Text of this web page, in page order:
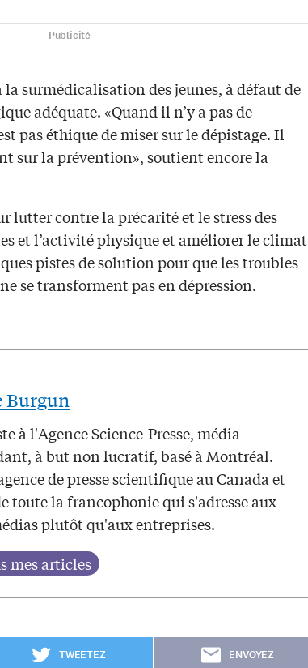
Publicité
la surmédicalisation des jeunes, à défaut de
adéquate. «Quand il n’y a pas de
pas éthique de miser sur le dépistage. Il
sur la prévention», soutient encore la
lutter contre la précarité et le stress des
et l’activité physique et améliorer le climat
pistes de solution pour que les troubles
se transforment pas en dépression.
Burgun
à l'Agence Science-Presse, média
à but non lucratif, basé à Montréal.
de presse scientifique au Canada et
toute la francophonie qui s'adresse aux
plutôt qu'aux entreprises.
TWEETEZ ENVOYEZ